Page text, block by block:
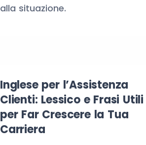
alla situazione.
Inglese per l’Assistenza
Clienti: Lessico e Frasi Utili
per Far Crescere la Tua
Carriera